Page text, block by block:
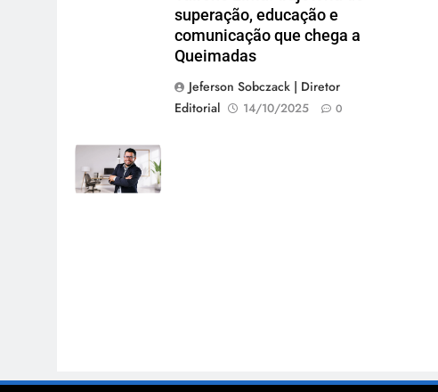
superação, educação e
comunicação que chega a
Queimadas
Jeferson Sobczack | Diretor
Editorial
14/10/2025 0